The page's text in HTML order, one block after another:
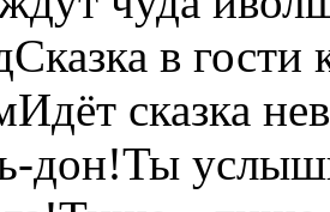
в
сказка
дон!Ты